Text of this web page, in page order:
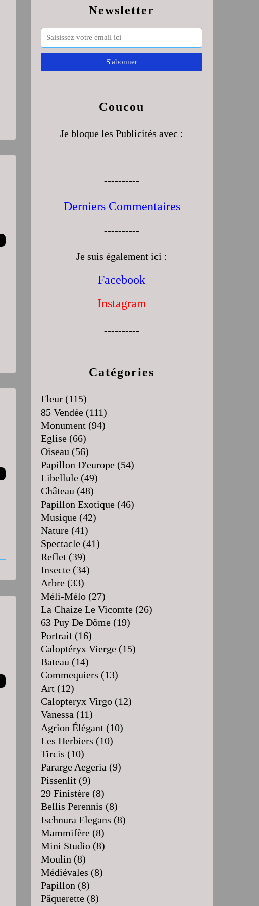
Newsletter
Catégories
Fleur (115)
85 Vendée (111)
Monument (94)
Eglise (66)
Oiseau (56)
Papillon D'europe (54)
Libellule (49)
Château (48)
Papillon Exotique (46)
Musique (42)
Nature (41)
Spectacle (41)
Reflet (39)
Insecte (34)
Arbre (33)
Méli-Mélo (27)
La Chaize Le Vicomte (26)
63 Puy De Dôme (19)
Portrait (16)
Caloptéryx Vierge (15)
Bateau (14)
Commequiers (13)
Art (12)
Calopteryx Virgo (12)
Vanessa (11)
Agrion Élégant (10)
Les Herbiers (10)
Tircis (10)
Pararge Aegeria (9)
Pissenlit (9)
29 Finistère (8)
Bellis Perennis (8)
Ischnura Elegans (8)
Mammifère (8)
Mini Studio (8)
Moulin (8)
Médiévales (8)
Papillon (8)
Pâquerette (8)
Coucou
Je bloque les Publicités avec :
----------
Derniers Commentaires
----------
Je suis également ici :
Facebook
Instagram
----------